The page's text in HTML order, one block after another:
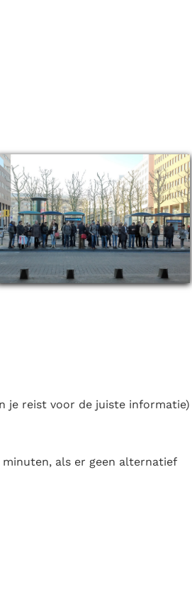
je reist voor de juiste informatie)
als er geen alternatief